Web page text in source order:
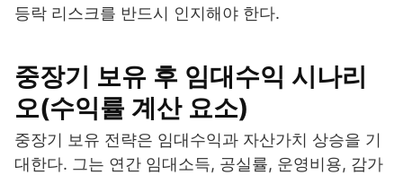
등락 리스크를 반드시 인지해야 한다.
중장기 보유 후 임대수익 시나리
오(수익률 계산 요소)
중장기 보유 전략은 임대수익과 자산가치 상승을 기
대한다. 그는 연간 임대소득, 공실률, 운영비용, 감가